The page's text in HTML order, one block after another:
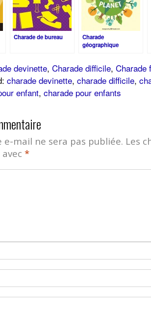
Charade de bureau
Charade
géographique
devinette, Charade difficile, Charade
charade devinette, charade difficile,
enfant, charade pour enfants
e-mail ne sera pas publiée. Les
*